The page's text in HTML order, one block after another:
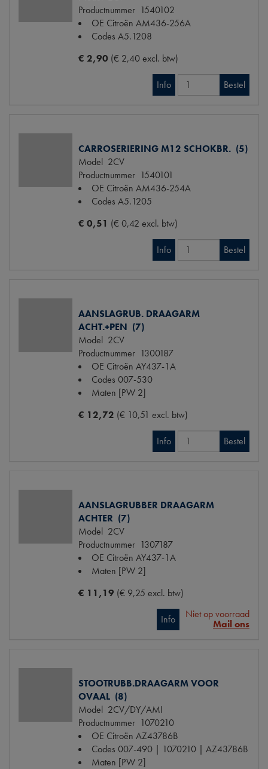
Productnummer 1540102
OE Citroën AM436-256A
Codes A5.1208
€ 2,90 (€ 2,40 excl. btw)
Info Bestel
CARROSERIERING M12 SCHOKBR. (5)
Model 2CV
Productnummer 1540101
OE Citroën AM436-254A
Codes A5.1205
€ 0,51 (€ 0,42 excl. btw)
Info Bestel
AANSLAGRUB. DRAAGARM
ACHT.+PEN (7)
Model 2CV
Productnummer 1300187
OE Citroën AY437-1A
Codes 007-530
Maten [PW 2]
€ 12,72 (€ 10,51 excl. btw)
Info Bestel
AANSLAGRUBBER DRAAGARM
ACHTER (7)
Model 2CV
Productnummer 1307187
OE Citroën AY437-1A
Maten [PW 2]
€ 11,19 (€ 9,25 excl. btw)
Info
Niet op voorraad
Mail ons
STOOTRUBB.DRAAGARM VOOR
OVAAL (8)
Model 2CV/DY/AMI
Productnummer 1070210
OE Citroën AZ43786B
Codes 007-490 | 1070210 | AZ43786B
Maten [PW 2]